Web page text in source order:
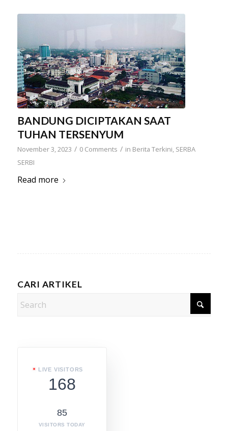
BANDUNG DICIPTAKAN SAAT
TUHAN TERSENYUM
November 3, 2023 / 0 Comments / in Berita Terkini, SERBA
SERBI
Read more
CARI ARTIKEL
LIVE VISITORS
168
85
VISITORS TODAY